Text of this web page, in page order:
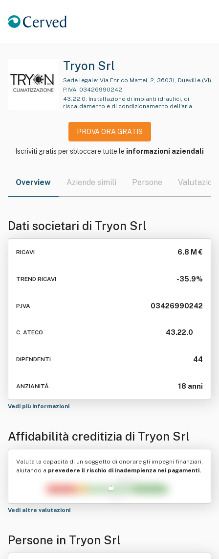
Tryon Srl
Sede legale: Via Enrico Mattei, 2, 36031, Dueville (VI)
P.IVA: 03426990242
43.22.0: Installazione di impianti idraulici, di
riscaldamento e di condizionamento dell'aria
PROVA ORA GRATIS
Iscriviti gratis per sbloccare tutte le informazioni aziendali
Overview Aziende simili Persone Valutazioni
Dati societari di Tryon Srl
RICAVI 6.8 M €
TREND RICAVI -35.9%
P.IVA 03426990242
C. ATECO 43.22.0
DIPENDENTI 44
ANZIANITÁ 18 anni
Vedi più informazioni
Affidabilità creditizia di Tryon Srl
Valuta la capacità di un soggetto di onorare gli impegni finanziari,
aiutando a prevedere il rischio di inadempienza nei pagamenti.
Vedi altre valutazioni
Persone in Tryon Srl